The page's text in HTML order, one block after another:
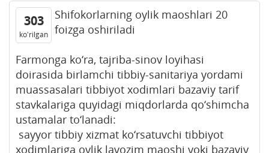
303
ko'rilgan
Shifokorlarning oylik maoshlari 20
foizga oshiriladi
Farmonga ko‘ra, tajriba-sinov loyihasi
doirasida birlamchi tibbiy-sanitariya yordami
muassasalari tibbiyot xodimlari bazaviy tarif
stavkalariga quyidagi miqdorlarda qo‘shimcha
ustamalar to‘lanadi:
sayyor tibbiy xizmat ko‘rsatuvchi tibbiyot
xodimlariga oylik lavozim maoshi yoki bazaviy